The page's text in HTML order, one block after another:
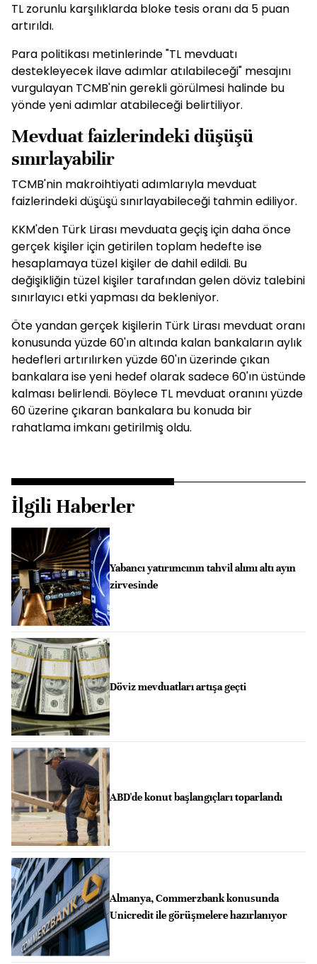
TL zorunlu karşılıklarda bloke tesis oranı da 5 puan
artırıldı.
Para politikası metinlerinde "TL mevduatı
destekleyecek ilave adımlar atılabileceği" mesajını
vurgulayan TCMB'nin gerekli görülmesi halinde bu
yönde yeni adımlar atabileceği belirtiliyor.
Mevduat faizlerindeki düşüşü
sınırlayabilir
TCMB'nin makroihtiyati adımlarıyla mevduat
faizlerindeki düşüşü sınırlayabileceği tahmin ediliyor.
KKM'den Türk Lirası mevduata geçiş için daha önce
gerçek kişiler için getirilen toplam hedefte ise
hesaplamaya tüzel kişiler de dahil edildi. Bu
değişikliğin tüzel kişiler tarafından gelen döviz talebini
sınırlayıcı etki yapması da bekleniyor.
Öte yandan gerçek kişilerin Türk Lirası mevduat oranı
konusunda yüzde 60'ın altında kalan bankaların aylık
hedefleri artırılırken yüzde 60'ın üzerinde çıkan
bankalara ise yeni hedef olarak sadece 60'ın üstünde
kalması belirlendi. Böylece TL mevduat oranını yüzde
60 üzerine çıkaran bankalara bu konuda bir
rahatlama imkanı getirilmiş oldu.
İlgili Haberler
Yabancı yatırımcının tahvil alımı altı ayın
zirvesinde
Döviz mevduatları artışa geçti
ABD'de konut başlangıçları toparlandı
Almanya, Commerzbank konusunda
Unicredit ile görüşmelere hazırlanıyor